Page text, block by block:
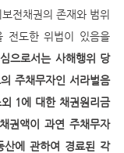
전채권의 존재와 범위
전도한 위법이 있음을
으로서는 사해행위 당
주채무자인 서라벌음
1에 대한 채권원리금
권액이 과연 주채무자
산에 관하여 경료된 각